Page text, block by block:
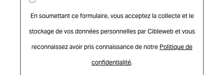
En soumettant ce formulaire, vous acceptez la collecte et le
stockage de vos données personnelles par Cibleweb et vous
reconnaissez avoir pris connaissance de notre Politique de
confidentialité.